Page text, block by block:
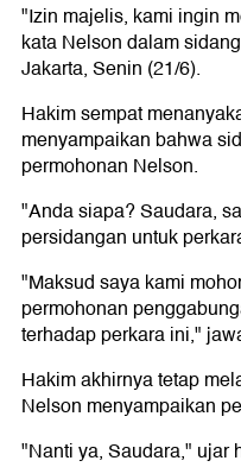
"Izin majelis, kami ingin
kata Nelson dalam
Jakarta, Senin (21/6).
Hakim sempat
menyampaikan bahwa
permohonan Nelson.
"Anda siapa? Saudara,
persidangan untuk
"Maksud saya kami
permohonan
terhadap perkara ini,"
Hakim akhirnya tetap
Nelson menyampaikan
"Nanti ya, Saudara," ujar